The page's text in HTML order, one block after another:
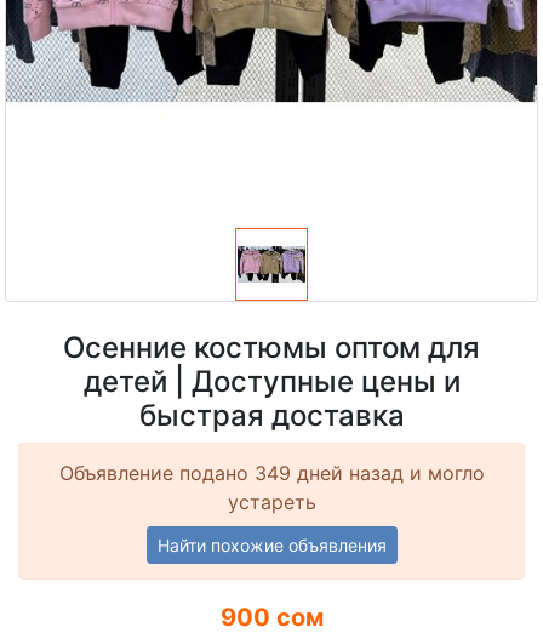
Осенние костюмы оптом для
детей | Доступные цены и
быстрая доставка
Объявление подано 349 дней назад и могло
устареть
Найти похожие объявления
900 сом